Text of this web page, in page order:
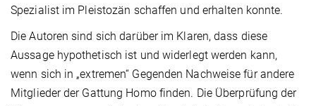
Spezialist im Pleistozän schaffen und erhalten konnte.
Die Autoren sind sich darüber im Klaren, dass diese
Aussage hypothetisch ist und widerlegt werden kann,
wenn sich in „extremen“ Gegenden Nachweise für andere
Mitglieder der Gattung Homo finden. Die Überprüfung der